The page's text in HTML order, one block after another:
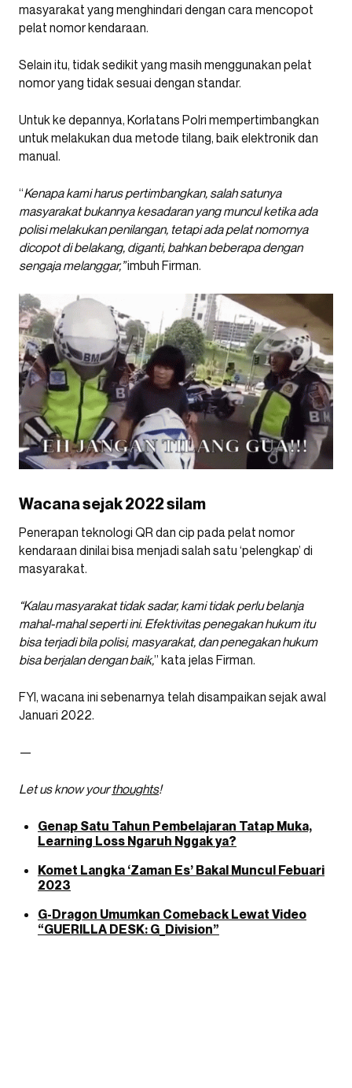
masyarakat yang menghindari dengan cara mencopot
pelat nomor kendaraan.
Selain itu, tidak sedikit yang masih menggunakan pelat
nomor yang tidak sesuai dengan standar.
Untuk ke depannya, Korlatans Polri mempertimbangkan
untuk melakukan dua metode tilang, baik elektronik dan
manual.
“Kenapa kami harus pertimbangkan, salah satunya
masyarakat bukannya kesadaran yang muncul ketika ada
polisi melakukan penilangan, tetapi ada pelat nomornya
dicopot di belakang, diganti, bahkan beberapa dengan
sengaja melanggar,”imbuh Firman.
Wacana sejak 2022 silam
Penerapan teknologi QR dan cip pada pelat nomor
kendaraan dinilai bisa menjadi salah satu ‘pelengkap’ di
masyarakat.
“Kalau masyarakat tidak sadar, kami tidak perlu belanja
mahal-mahal seperti ini. Efektivitas penegakan hukum itu
bisa terjadi bila polisi, masyarakat, dan penegakan hukum
bisa berjalan dengan baik,” kata jelas Firman.
FYI, wacana ini sebenarnya telah disampaikan sejak awal
Januari 2022.
—
Let us know yourthoughts!
Genap Satu Tahun Pembelajaran Tatap Muka,
Learning Loss Ngaruh Nggak ya?
Komet Langka ‘Zaman Es’ Bakal Muncul Febuari
2023
G-Dragon Umumkan Comeback Lewat Video
“GUERILLA DESK: G_Division”